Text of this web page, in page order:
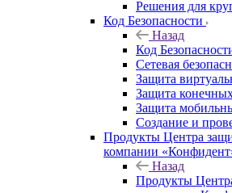
Решения для
Код Безопасности
Назад
Код
Сетевая
Защита
Защита
Защита
Создание и
Продукты Центра
компании
Назад
Продукты